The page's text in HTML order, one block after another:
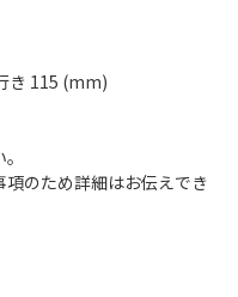
き 115 (mm)
のため詳細はお伝えでき